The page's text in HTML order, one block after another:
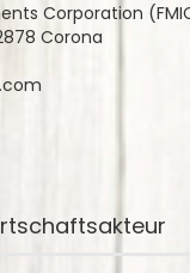
Corporation
Corona